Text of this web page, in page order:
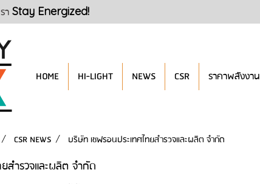
า Stay Energized!
HOME HI-LIGHT NEWS CSR ราคาพลังงาน
CSR NEWS บริษัท เชฟรอนประเทศไทยสำรวจและผลิต จำกัด
สำรวจและผลิต จำกัด